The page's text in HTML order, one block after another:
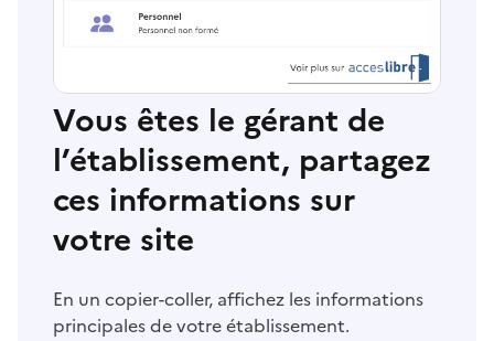
Vous êtes le gérant de
l’établissement, partagez
ces informations sur
votre site
En un copier-coller, affichez les informations
principales de votre établissement.